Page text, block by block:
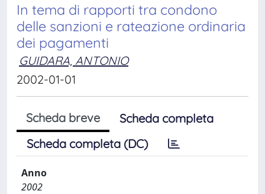
In tema di rapporti tra condono
delle sanzioni e rateazione ordinaria
dei pagamenti
GUIDARA, ANTONIO
2002-01-01
Scheda breve
Scheda completa
Scheda completa (DC)
Anno
2002